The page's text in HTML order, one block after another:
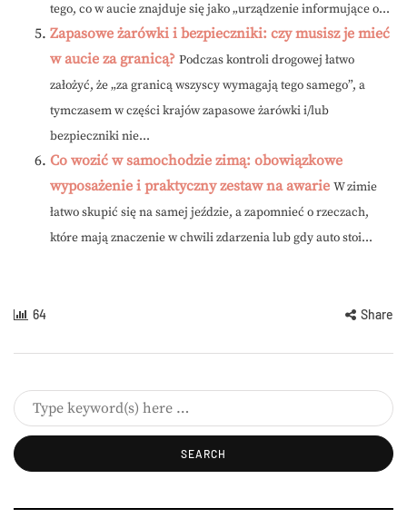
tego, co w aucie znajduje się jako „urządzenie informujące o...
Zapasowe żarówki i bezpieczniki: czy musisz je mieć
w aucie za granicą? Podczas kontroli drogowej łatwo
założyć, że „za granicą wszyscy wymagają tego samego”, a
tymczasem w części krajów zapasowe żarówki i/lub
bezpieczniki nie...
Co wozić w samochodzie zimą: obowiązkowe
wyposażenie i praktyczny zestaw na awarie W zimie
łatwo skupić się na samej jeździe, a zapomnieć o rzeczach,
które mają znaczenie w chwili zdarzenia lub gdy auto stoi...
64 Share